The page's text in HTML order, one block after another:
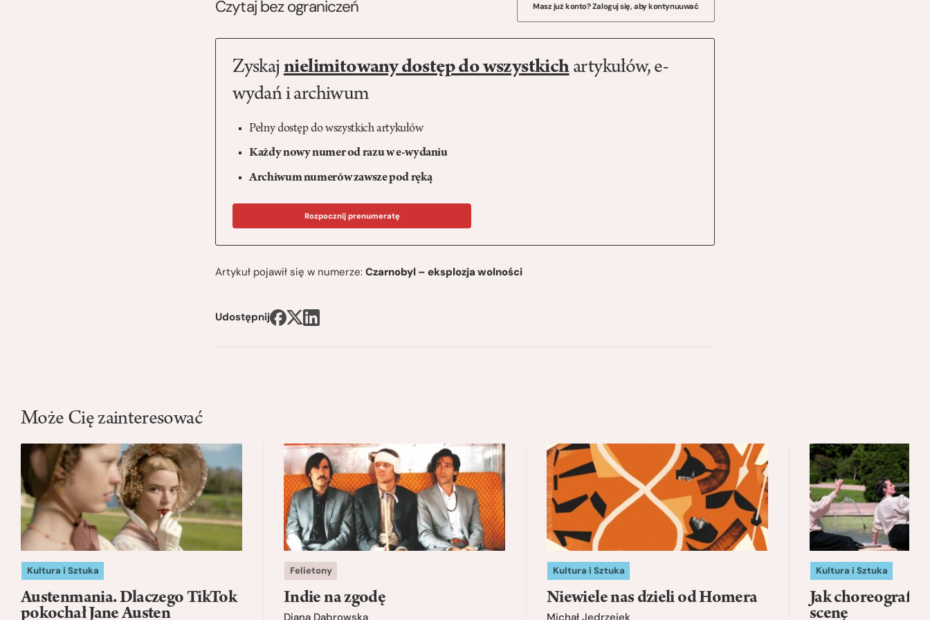
Czytaj bez ograniczeń Masz już konto? Zaloguj się, aby kontynuuwać
Zyskaj nielimitowany dostęp do wszystkichartykułów, e-
wydań i archiwum
Pełny dostęp do wszystkich artykułów
Każdy nowy numer od razu w e-wydaniu
Archiwum numerów zawsze pod ręką
Rozpocznij prenumeratę
Artykuł pojawił się w numerze:Czarnobyl – eksplozja wolności
Udostępnij
Może Cię zainteresować
Kultura i Sztuka
Austenmania. Dlaczego TikTok
pokochał Jane Austen
Felietony
Indie na zgodę
Kultura i Sztuka
Niewiele nas dzieli od Homera
Kultura i Sztuka
Jak
scenę